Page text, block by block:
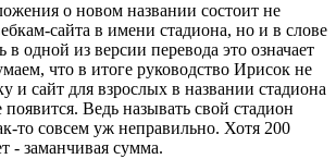
о новом названии состоит не
сайта в имени стадиона, но и в слове
в одной из версии перевода это означает
что в итоге руководство Ирисок не
и сайт для взрослых в названии стадиона
Ведь называть свой стадион
то совсем уж неправильно. Хотя 200
- заманчивая сумма.